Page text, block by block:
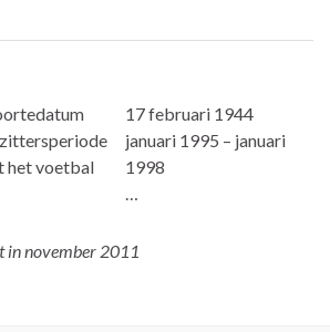
het voetbal
17 februari 1944
januari 1995 – januari
1998
…
in november 2011